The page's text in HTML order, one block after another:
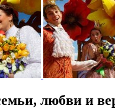
любви и